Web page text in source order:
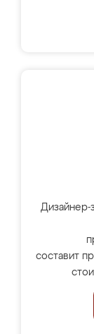
Дизайнер-
составит